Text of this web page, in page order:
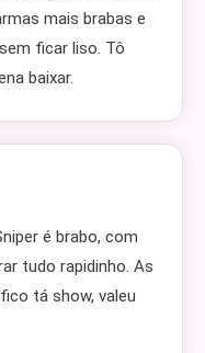
mais brabas e
ficar liso. Tô
baixar.
é brabo, com
tudo rapidinho. As
tá show, valeu